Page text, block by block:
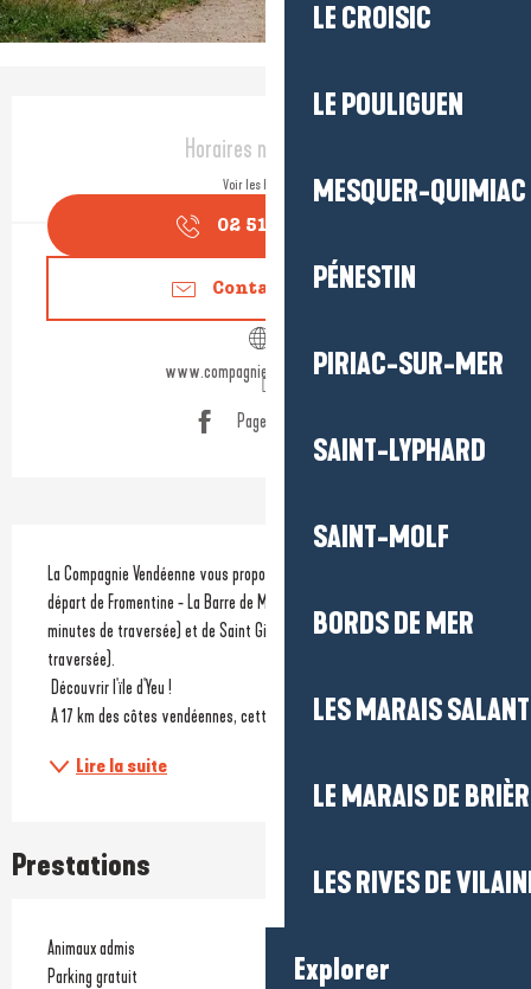
LE CROISIC
LE POULIGUEN
MESQUER-QUIMIAC
PÉNESTIN
PIRIAC-SUR-MER
SAINT-LYPHARD
SAINT-MOLF
BORDS DE MER
LES MARAIS
LE MARAIS DE
LES RIVES DE
Explorer
Ouverture et coordonnées
Horaires non définis
Voir les horaires
02 51 60 14
Contactez-nous
www.compagnie-vendeenne.com
Page Facebook
Description
La Compagnie Vendéenne vous propose des traversées vers l’Île d’Yeu au
départ de Fromentine - La Barre de Monts, face à l’Ile de Noirmoutier (45
minutes de traversée) et de Saint Gilles Croix de Vie (60 minutes de
traversée).
Découvrir l'ïle d'Yeu !
A 17 km des côtes vendéennes, cette île est...
Lire la suite
Prestations
Animaux admis
Parking gratuit